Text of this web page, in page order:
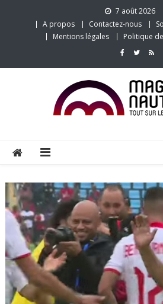
7 août 2026
A propos
Contactez-nous
Mentions légales
Politique